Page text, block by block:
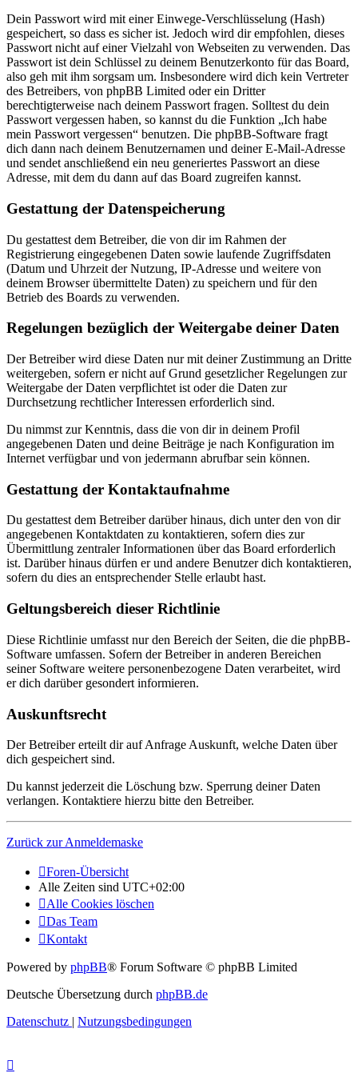
Dein Passwort wird mit einer Einwege-Verschlüsselung (Hash)
gespeichert, so dass es sicher ist. Jedoch wird dir empfohlen, dieses
Passwort nicht auf einer Vielzahl von Webseiten zu verwenden. Das
Passwort ist dein Schlüssel zu deinem Benutzerkonto für das Board,
also geh mit ihm sorgsam um. Insbesondere wird dich kein Vertreter
des Betreibers, von phpBB Limited oder ein Dritter
berechtigterweise nach deinem Passwort fragen. Solltest du dein
Passwort vergessen haben, so kannst du die Funktion „Ich habe
mein Passwort vergessen“ benutzen. Die phpBB-Software fragt
dich dann nach deinem Benutzernamen und deiner E-Mail-Adresse
und sendet anschließend ein neu generiertes Passwort an diese
Adresse, mit dem du dann auf das Board zugreifen kannst.
Gestattung der Datenspeicherung
Du gestattest dem Betreiber, die von dir im Rahmen der
Registrierung eingegebenen Daten sowie laufende Zugriffsdaten
(Datum und Uhrzeit der Nutzung, IP-Adresse und weitere von
deinem Browser übermittelte Daten) zu speichern und für den
Betrieb des Boards zu verwenden.
Regelungen bezüglich der Weitergabe deiner Daten
Der Betreiber wird diese Daten nur mit deiner Zustimmung an Dritte
weitergeben, sofern er nicht auf Grund gesetzlicher Regelungen zur
Weitergabe der Daten verpflichtet ist oder die Daten zur
Durchsetzung rechtlicher Interessen erforderlich sind.
Du nimmst zur Kenntnis, dass die von dir in deinem Profil
angegebenen Daten und deine Beiträge je nach Konfiguration im
Internet verfügbar und von jedermann abrufbar sein können.
Gestattung der Kontaktaufnahme
Du gestattest dem Betreiber darüber hinaus, dich unter den von dir
angegebenen Kontaktdaten zu kontaktieren, sofern dies zur
Übermittlung zentraler Informationen über das Board erforderlich
ist. Darüber hinaus dürfen er und andere Benutzer dich kontaktieren,
sofern du dies an entsprechender Stelle erlaubt hast.
Geltungsbereich dieser Richtlinie
Diese Richtlinie umfasst nur den Bereich der Seiten, die die phpBB-
Software umfassen. Sofern der Betreiber in anderen Bereichen
seiner Software weitere personenbezogene Daten verarbeitet, wird
er dich darüber gesondert informieren.
Auskunftsrecht
Der Betreiber erteilt dir auf Anfrage Auskunft, welche Daten über
dich gespeichert sind.
Du kannst jederzeit die Löschung bzw. Sperrung deiner Daten
verlangen. Kontaktiere hierzu bitte den Betreiber.
Zurück zur Anmeldemaske
Foren-Übersicht
Alle Zeiten sind UTC+02:00
Alle Cookies löschen
Das Team
Kontakt
Powered by phpBB® Forum Software © phpBB Limited
Deutsche Übersetzung durch phpBB.de
Datenschutz | Nutzungsbedingungen